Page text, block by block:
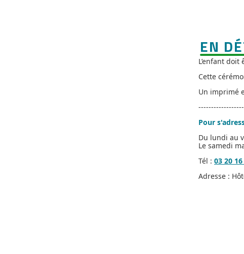
EN
L’enfant
Cette
Un imprimé
Pour
Du lundi au
Le samedi
Tél : 03 20
Adresse :